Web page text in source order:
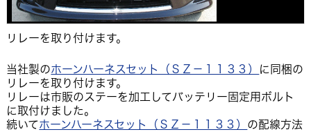
リレーを取り付けます。
当社製のホーンハーネスセット（ＳＺ－１１３３）
に同梱の
リレーを取り付けます。
リレーは市販のステーを加工してバッテリー固定用ボルト
に取付けました。
続いてホーンハーネスセット（ＳＺ－１１３３） の配線方法